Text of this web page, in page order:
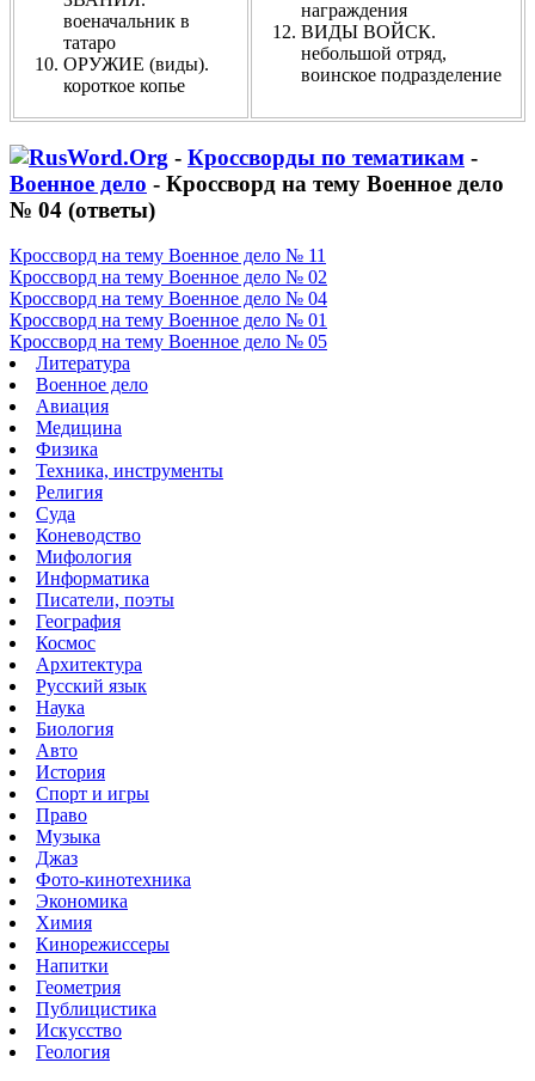
военачальник в
татаро
ОРУЖИЕ (виды).
короткое копье
награждения
ВИДЫ ВОЙСК.
небольшой отряд,
воинское подразделение
- Кроссворды по тематикам -
Военное дело - Кроссворд на тему Военное дело
№ 04 (ответы)
Кроссворд на тему Военное дело № 11
Кроссворд на тему Военное дело № 02
Кроссворд на тему Военное дело № 04
Кроссворд на тему Военное дело № 01
Кроссворд на тему Военное дело № 05
Литература
Военное дело
Авиация
Медицина
Физика
Техника, инструменты
Религия
Суда
Коневодство
Мифология
Информатика
Писатели, поэты
География
Космос
Архитектура
Русский язык
Наука
Биология
Авто
История
Спорт и игры
Право
Музыка
Джаз
Фото-кинотехника
Экономика
Химия
Кинорежиссеры
Напитки
Геометрия
Публицистика
Искусство
Геология